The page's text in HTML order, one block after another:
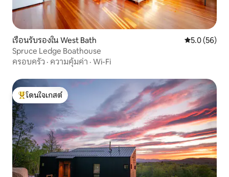
เรือนรับรองใน West Bath คะแนนเฉลี่ย
5.0 (56)
Spruce Ledge Boathouse
ครอบครัว · ความคุ้มค่า · Wi-Fi
โดนใจเกสต์ที่สุด
โดนใจเกสต์